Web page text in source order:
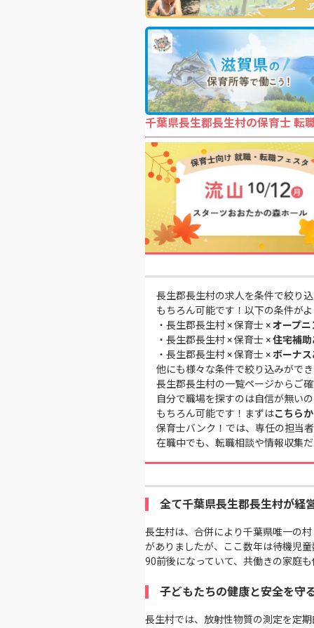
千葉県長生郡長生村の保育士 転
長生郡長生村の求人を条件で絞り
もちろん可能です！以下の条件が
・ 長生郡長生村 × 保育士 ×オープニ
・ 長生郡長生村 × 保育士 ×住宅補助
・ 長生郡長生村 × 保育士 ×ボーナス
他にも様々な条件で絞り込みがで
長生郡長生村の一覧ページからご
自分で職場を探すのは自信が無い
もちろん可能です！まずはこちら
保育士バンク！では、専任の担当
在職中でも、転職相談や情報収集
全て千葉県長生郡長生村が経
長生村は、合併により千葉県唯一の
がありましたが、ここ数年は待機児
90前後になっていて、共働きの家庭
子どもたちの健康と安全を守
長生村では、放射性物質の測定を定